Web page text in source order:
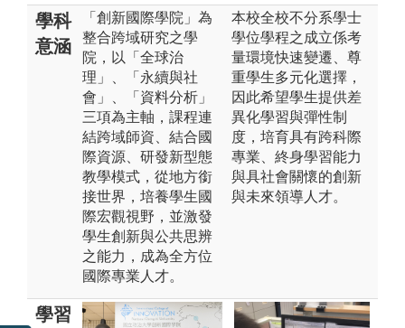
學科
意涵
「創新國際學院」為
整合跨域研究之學
院，以「全球治
理」、「永續與社
會」、「資料分析」
三項為主軸，課程連
結跨域師資、結合國
際資源、研發新型態
教學模式，從地方銜
接世界，培養學生國
際宏觀視野，並激發
學生創新與公共思辨
之能力，成為全方位
國際專業人才。
本校全校不分系學士
學位學程之成立係考
量環境快速變遷、尊
重學生多元化選擇，
因此希望學生提供差
異化學習與彈性制
度，培育具有跨科際
專業、終身學習能力
與具社會關懷的創新
與未來領導人才。
學習